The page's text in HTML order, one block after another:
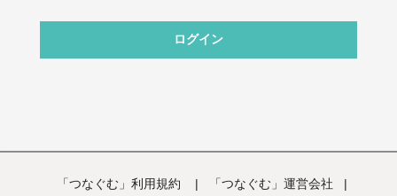
ログイン
「つなぐむ」利用規約 | 「つなぐむ」運営会社 |